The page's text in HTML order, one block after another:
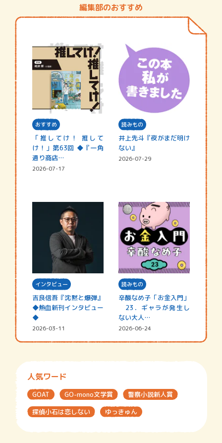
編集部のおすすめ
おすすめ
「推してけ！ 推して
け！」第63回 ◆『一角
通り商店…
2026-07-17
読みもの
井上先斗『夜がまだ明け
ない』
2026-07-29
インタビュー
吉良信吾『沈黙と爆弾』
◆熱血新刊インタビュー
◆
2026-03-11
読みもの
辛酸なめ子「お金入門」
23．ギャラが発生し
ない大人…
2026-06-24
人気ワード
GOAT GO-mono文学賞
警察小説新人賞
探偵小石は恋しない
ゆっきゅん